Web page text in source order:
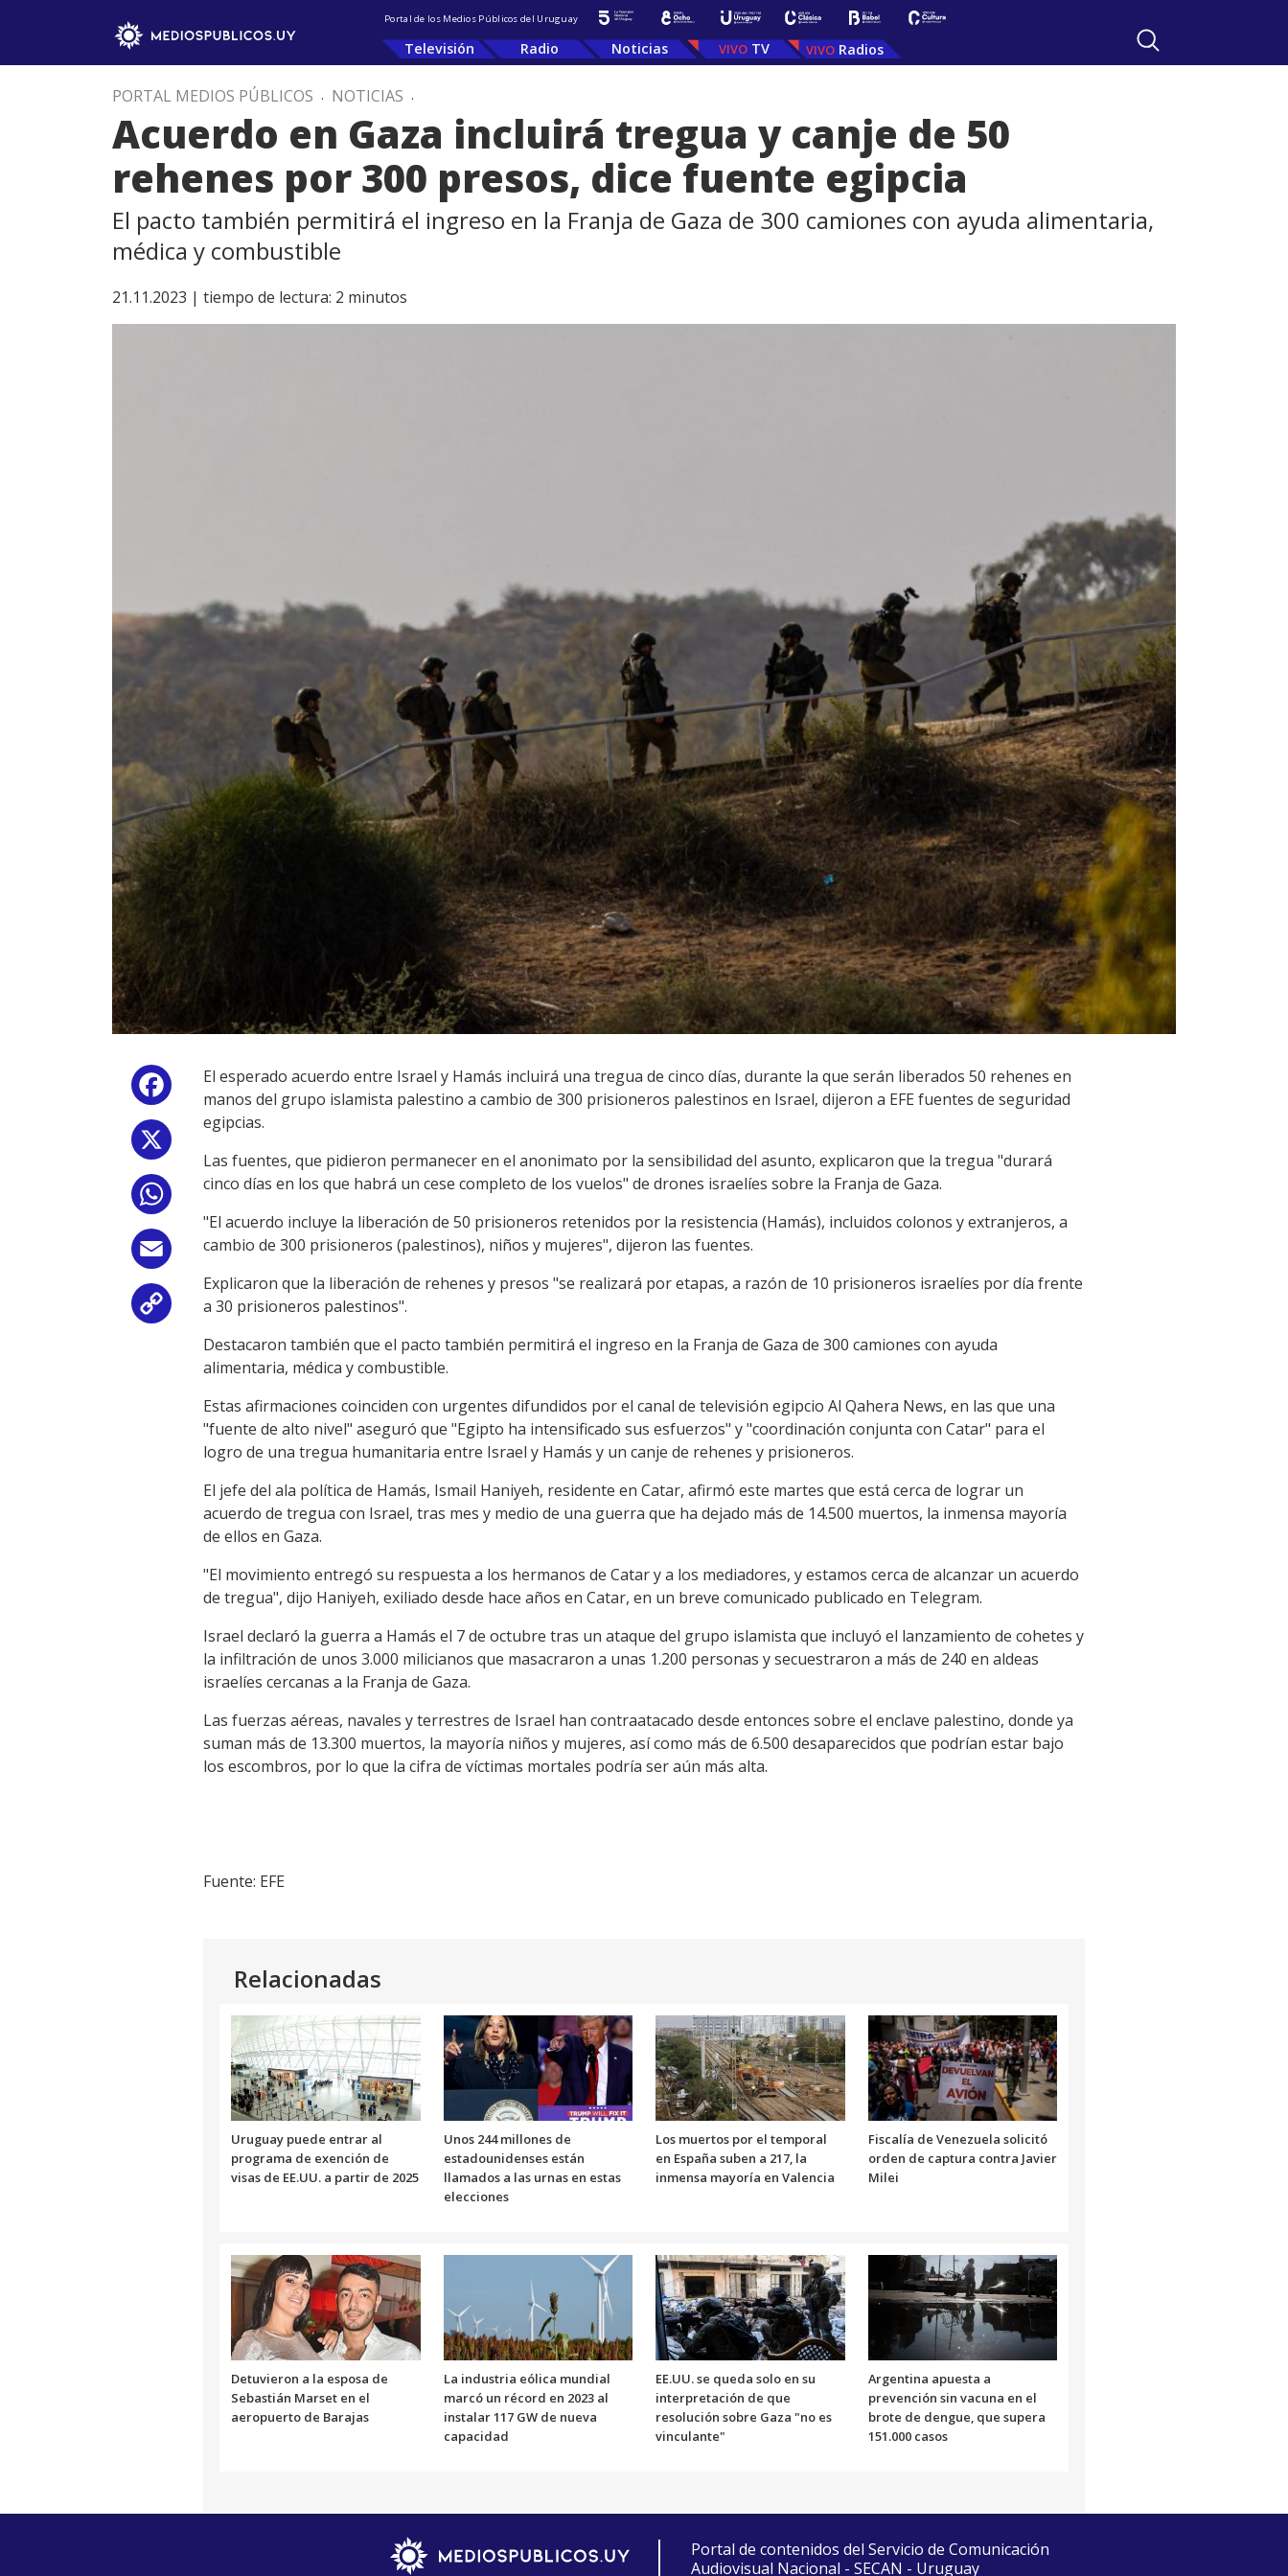
Portal de los Medios Públicos del Uruguay
Televisión Radio Noticias TV Radios
PORTAL MEDIOS PÚBLICOS . NOTICIAS .
Acuerdo en Gaza incluirá tregua y canje de 50
rehenes por 300 presos, dice fuente egipcia
El pacto también permitirá el ingreso en la Franja de Gaza de 300 camiones con ayuda alimentaria,
médica y combustible
21.11.2023 | tiempo de lectura: 2 minutos
Facebook
Email
Copy
Link
El esperado acuerdo entre Israel y Hamás incluirá una tregua de cinco días, durante la que serán liberados 50 rehenes en
manos del grupo islamista palestino a cambio de 300 prisioneros palestinos en Israel, dijeron a EFE fuentes de seguridad
egipcias.
Las fuentes, que pidieron permanecer en el anonimato por la sensibilidad del asunto, explicaron que la tregua "durará
cinco días en los que habrá un cese completo de los vuelos" de drones israelíes sobre la Franja de Gaza.
"El acuerdo incluye la liberación de 50 prisioneros retenidos por la resistencia (Hamás), incluidos colonos y extranjeros, a
cambio de 300 prisioneros (palestinos), niños y mujeres", dijeron las fuentes.
Explicaron que la liberación de rehenes y presos "se realizará por etapas, a razón de 10 prisioneros israelíes por día frente
a 30 prisioneros palestinos".
Destacaron también que el pacto también permitirá el ingreso en la Franja de Gaza de 300 camiones con ayuda
alimentaria, médica y combustible.
Estas afirmaciones coinciden con urgentes difundidos por el canal de televisión egipcio Al Qahera News, en las que una
"fuente de alto nivel" aseguró que "Egipto ha intensificado sus esfuerzos" y "coordinación conjunta con Catar" para el
logro de una tregua humanitaria entre Israel y Hamás y un canje de rehenes y prisioneros.
El jefe del ala política de Hamás, Ismail Haniyeh, residente en Catar, afirmó este martes que está cerca de lograr un
acuerdo de tregua con Israel, tras mes y medio de una guerra que ha dejado más de 14.500 muertos, la inmensa mayoría
de ellos en Gaza.
"El movimiento entregó su respuesta a los hermanos de Catar y a los mediadores, y estamos cerca de alcanzar un acuerdo
de tregua", dijo Haniyeh, exiliado desde hace años en Catar, en un breve comunicado publicado en Telegram.
Israel declaró la guerra a Hamás el 7 de octubre tras un ataque del grupo islamista que incluyó el lanzamiento de cohetes y
la infiltración de unos 3.000 milicianos que masacraron a unas 1.200 personas y secuestraron a más de 240 en aldeas
israelíes cercanas a la Franja de Gaza.
Las fuerzas aéreas, navales y terrestres de Israel han contraatacado desde entonces sobre el enclave palestino, donde ya
suman más de 13.300 muertos, la mayoría niños y mujeres, así como más de 6.500 desaparecidos que podrían estar bajo
los escombros, por lo que la cifra de víctimas mortales podría ser aún más alta.
Fuente: EFE
Relacionadas
Uruguay puede entrar al
programa de exención de
visas de EE.UU. a partir de 2025
Unos 244 millones de
estadounidenses están
llamados a las urnas en estas
elecciones
Los muertos por el temporal
en España suben a 217, la
inmensa mayoría en Valencia
Fiscalía de Venezuela solicitó
orden de captura contra Javier
Milei
Detuvieron a la esposa de
Sebastián Marset en el
aeropuerto de Barajas
La industria eólica mundial
marcó un récord en 2023 al
instalar 117 GW de nueva
capacidad
EE.UU. se queda solo en su
interpretación de que
resolución sobre Gaza "no es
vinculante"
Argentina apuesta a
prevención sin vacuna en el
brote de dengue, que supera
151.000 casos
Portal de contenidos del Servicio de Comunicación
Audiovisual Nacional - SECAN - Uruguay